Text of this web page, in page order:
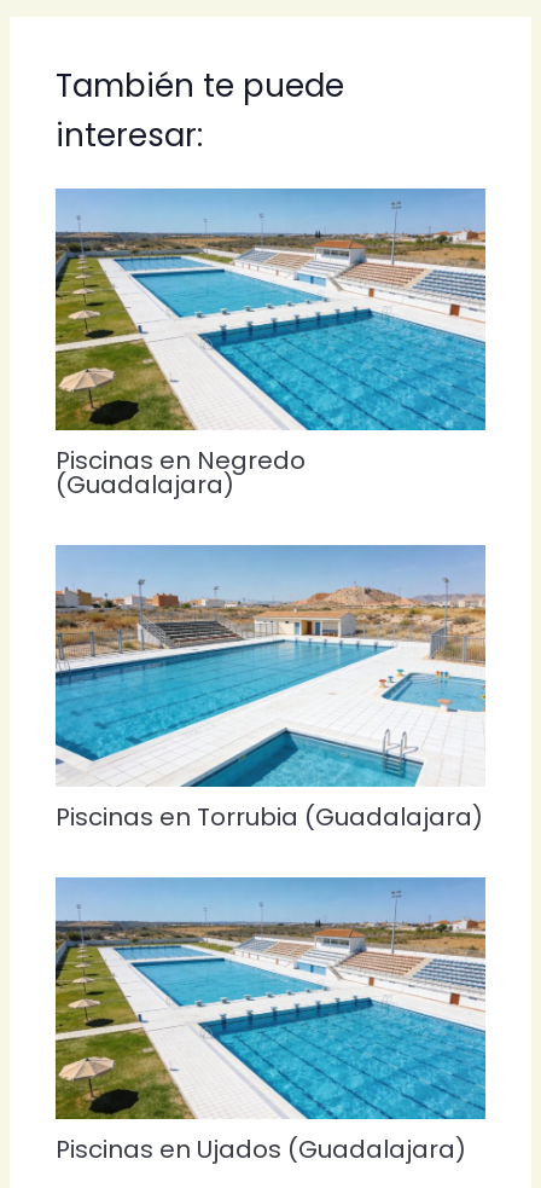
También te puede
interesar:
Piscinas en Negredo
(Guadalajara)
Piscinas en Torrubia (Guadalajara)
Piscinas en Ujados (Guadalajara)